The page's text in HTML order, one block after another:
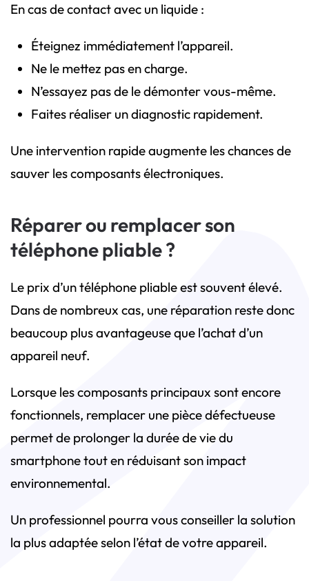
En cas de contact avec un liquide :
Éteignez immédiatement l’appareil.
Ne le mettez pas en charge.
N’essayez pas de le démonter vous-même.
Faites réaliser un diagnostic rapidement.
Une intervention rapide augmente les chances de
sauver les composants électroniques.
Réparer ou remplacer son
téléphone pliable ?
Le prix d’un téléphone pliable est souvent élevé.
Dans de nombreux cas, une réparation reste donc
beaucoup plus avantageuse que l’achat d’un
appareil neuf.
Lorsque les composants principaux sont encore
fonctionnels, remplacer une pièce défectueuse
permet de prolonger la durée de vie du
smartphone tout en réduisant son impact
environnemental.
Un professionnel pourra vous conseiller la solution
la plus adaptée selon l’état de votre appareil.